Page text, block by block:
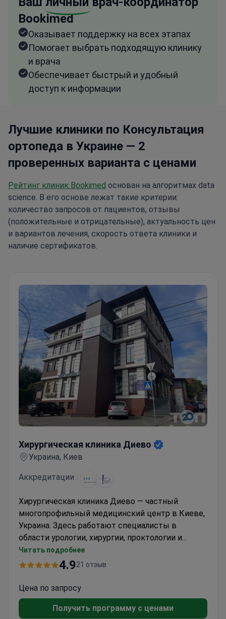
Bookimed
Оказывает поддержку на всех этапах
Помогает выбрать подходящую клинику
и врача
Обеспечивает быстрый и удобный
доступ к информации
Лучшие клиники по Консультация
ортопеда в Украине — 2
проверенных варианта с ценами
Рейтинг клиник Bookimed основан на алгоритмах data
science. В его основе лежат такие критерии:
количество запросов от пациентов, отзывы
(положительные и отрицательные), актуальность цен
и вариантов лечения, скорость ответа клиники и
наличие сертификатов.
Хирургическая клиника Диево
Украина, Киев
Аккредитации :
Хирургическая клиника Диево — частный
многопрофильный медицинский центр в Киеве,
Украина. Здесь работают специалисты в
области урологии, хирургии, проктологии и
пластической хирургии. Центр хирургии Диево
обслуживает только взрослых. Ежегодно 4000
медицинской помощи. Чаще всего в
хирургическую клинику Диево обращаются
пациенты из Европы, стран Содружества, Лиги
Читать подробнее
4.921 отзыв
Цена по запросу
Получить программу с ценами